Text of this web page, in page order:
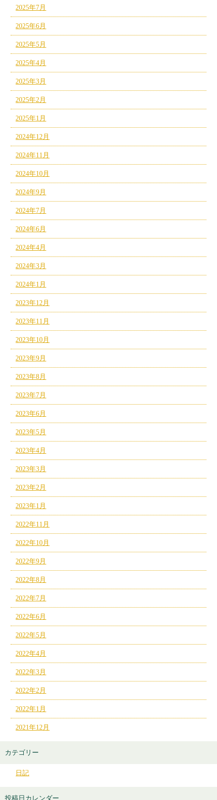
2025年7月
2025年6月
2025年5月
2025年4月
2025年3月
2025年2月
2025年1月
2024年12月
2024年11月
2024年10月
2024年9月
2024年7月
2024年6月
2024年4月
2024年3月
2024年1月
2023年12月
2023年11月
2023年10月
2023年9月
2023年8月
2023年7月
2023年6月
2023年5月
2023年4月
2023年3月
2023年2月
2023年1月
2022年11月
2022年10月
2022年9月
2022年8月
2022年7月
2022年6月
2022年5月
2022年4月
2022年3月
2022年2月
2022年1月
2021年12月
カテゴリー
日記
投稿日カレンダー